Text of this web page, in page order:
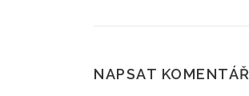
NAPSAT KOMENTÁŘ